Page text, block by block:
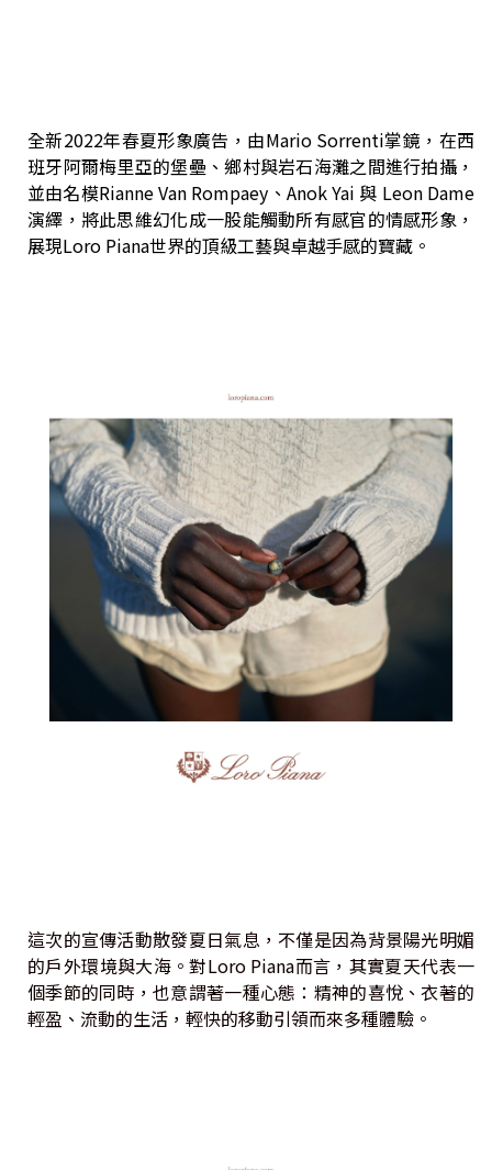
全新2022年春夏形象廣告，由Mario Sorrenti掌鏡，在西
班牙阿爾梅里亞的堡壘、鄉村與岩石海灘之間進行拍攝，
並由名模Rianne Van Rompaey、Anok Yai 與 Leon Dame
演繹，將此思維幻化成一股能觸動所有感官的情感形象，
展現Loro Piana世界的頂級工藝與卓越手感的寶藏。
這次的宣傳活動散發夏日氣息，不僅是因為背景陽光明媚
的戶外環境與大海。對Loro Piana而言，其實夏天代表一
個季節的同時，也意謂著一種心態：精神的喜悅、衣著的
輕盈、流動的生活，輕快的移動引領而來多種體驗。